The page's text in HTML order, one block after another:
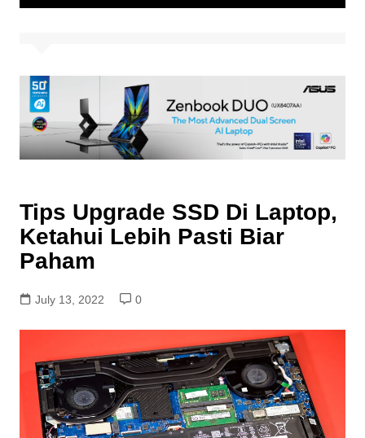
Tips Upgrade SSD Di Laptop,
Ketahui Lebih Pasti Biar
Paham
July 13, 2022 0